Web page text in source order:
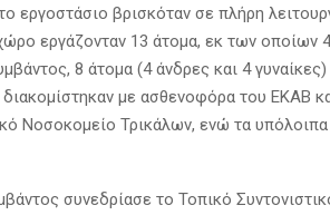
εργοστάσιο βρισκόταν σε πλήρη
εργάζονταν 13 άτομα, εκ των οποίων
8 άτομα (4 άνδρες και 4
με ασθενοφόρα του ΕΚΑΒ
Νοσοκομείο Τρικάλων, ενώ τα
συνεδρίασε το Τοπικό